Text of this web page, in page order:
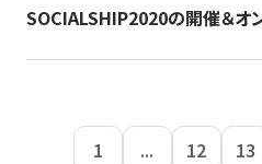
SOCIALSHIP2020の開催＆オ
1 ... 12 13